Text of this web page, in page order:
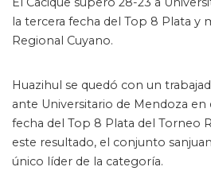
la tercera fecha del Top 8 Plata y
Regional Cuyano.
Huazihul se quedó con un
ante Universitario de Mendoza en
fecha del Top 8 Plata del Torneo
este resultado, el conjunto
único líder de la categoría.